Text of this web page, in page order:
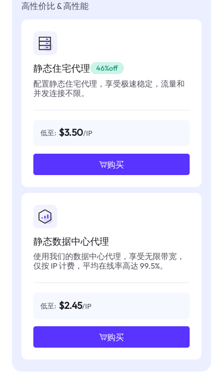
高性价比 & 高性能
静态住宅代理 46%off
配置静态住宅代理，享受极速稳定，流量和
并发连接不限。
低至: $3.50/IP
购买
静态数据中心代理
使用我们的数据中心代理，享受无限带宽，
仅按 IP 计费，平均在线率高达 99.5%。
低至: $2.45/IP
购买